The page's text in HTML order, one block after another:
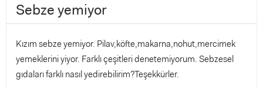
Sebze yemiyor
Kızım sebze yemiyor. Pilav,köfte,makarna,nohut,mercimek
yemeklerini yiyor. Farklı çeşitleri denetemiyorum. Sebzesel
gıdaları farklı nasıl yedirebilirim?Teşekkürler.